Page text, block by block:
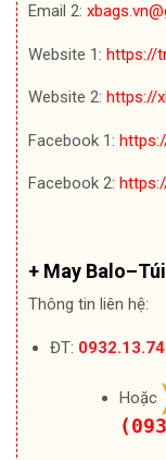
Email 2:
Website 1: https://
Website 2: https://
Facebook 1:
Facebook 2:
+ May
Thông tin liên hệ:
ĐT:
Hoặc